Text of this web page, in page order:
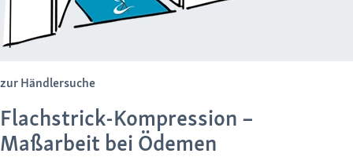
zur Händlersuche
Flachstrick-Kompression –
Maßarbeit bei Ödemen